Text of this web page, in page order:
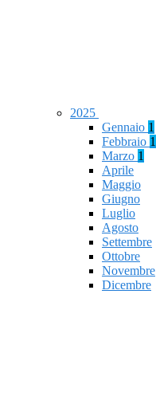
2025
Gennaio 1
Febbraio 1
Marzo 1
Aprile
Maggio
Giugno
Luglio
Agosto
Settembre
Ottobre
Novembre
Dicembre